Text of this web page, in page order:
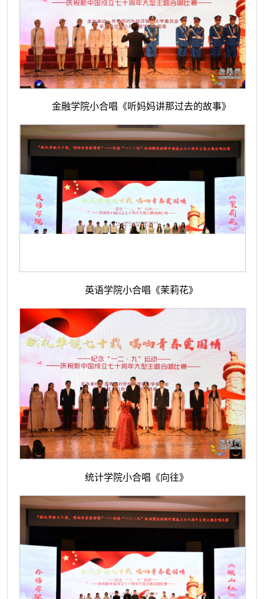
金融学院小合唱《听妈妈讲那过去的故事》
英语学院小合唱《茉莉花》
统计学院小合唱《向往》